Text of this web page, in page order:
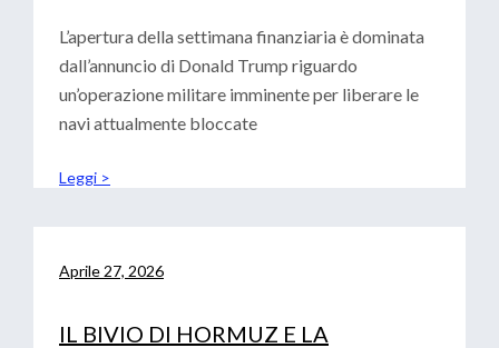
L’apertura della settimana finanziaria è dominata
dall’annuncio di Donald Trump riguardo
un’operazione militare imminente per liberare le
navi attualmente bloccate
Leggi >
Aprile 27, 2026
IL BIVIO DI HORMUZ E LA